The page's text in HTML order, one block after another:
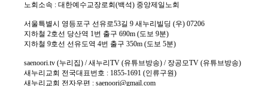
노회소속 : 대한예수교장로회(백석) 중앙제일노회
서울특별시 영등포구 선유로53길 9 새누리빌딩 (우) 07206
지하철 2호선 당산역 1번 출구 690m (도보 9분)
지하철 9호선 선유도역 4번 출구 350m (도보 5분)
saenoori.tv (누리집) / 새누리TV (유튜브방송) / 장공모TV (유튜브방송)
새누리교회 전국대표번호 : 1855-1691 (인류구원)
새누리교회 전자우편 : saenoori@gmail.com